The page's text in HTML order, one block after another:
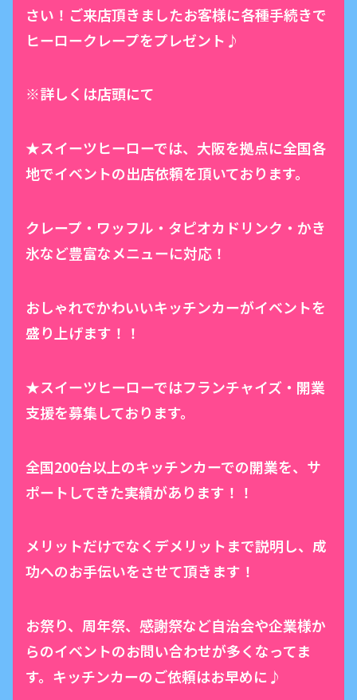
さい！ご来店頂きましたお客様に各種手続きで
ヒーロークレープをプレゼント♪
※詳しくは店頭にて
★スイーツヒーローでは、大阪を拠点に全国各
地でイベントの出店依頼を頂いております。
クレープ・ワッフル・タピオカドリンク・かき
氷など豊富なメニューに対応！
おしゃれでかわいいキッチンカーがイベントを
盛り上げます！！
★スイーツヒーローではフランチャイズ・開業
支援を募集しております。
全国200台以上のキッチンカーでの開業を、サ
ポートしてきた実績があります！！
メリットだけでなくデメリットまで説明し、成
功へのお手伝いをさせて頂きます！
お祭り、周年祭、感謝祭など自治会や企業様か
らのイベントのお問い合わせが多くなってま
す。キッチンカーのご依頼はお早めに♪